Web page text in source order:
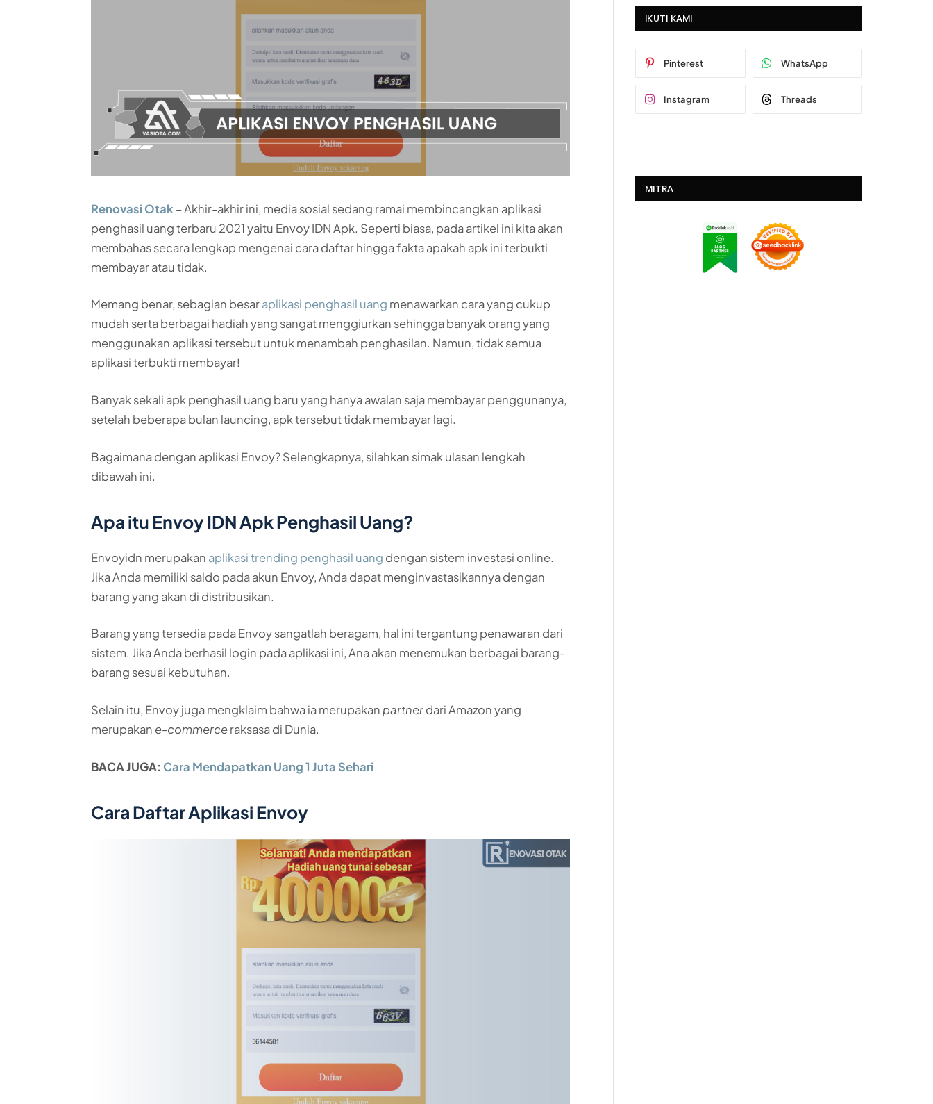
Renovasi Otak – Akhir-akhir ini, media sosial sedang ramai membincangkan aplikasi
penghasil uang terbaru 2021 yaitu Envoy IDN Apk. Seperti biasa, pada artikel ini kita akan
membahas secara lengkap mengenai cara daftar hingga fakta apakah apk ini terbukti
membayar atau tidak.
Memang benar, sebagian besaraplikasi penghasil uang menawarkan cara yang cukup
mudah serta berbagai hadiah yang sangat menggiurkan sehingga banyak orang yang
menggunakan aplikasi tersebut untuk menambah penghasilan. Namun, tidak semua
aplikasi terbukti membayar!
Banyak sekali apk penghasil uang baru yang hanya awalan saja membayar penggunanya,
setelah beberapa bulan launcing, apk tersebut tidak membayar lagi.
Bagaimana dengan aplikasi Envoy? Selengkapnya, silahkan simak ulasan lengkah
dibawah ini.
Apa itu Envoy IDN Apk Penghasil Uang?
Envoyidn merupakan aplikasi trending penghasil uang dengan sistem investasi online.
Jika Anda memiliki saldo pada akun Envoy, Anda dapat menginvastasikannya dengan
barang yang akan di distribusikan.
Barang yang tersedia pada Envoy sangatlah beragam, hal ini tergantung penawaran dari
sistem. Jika Anda berhasil login pada aplikasi ini, Ana akan menemukan berbagai barang-
barang sesuai kebutuhan.
Selain itu, Envoy juga mengklaim bahwa ia merupakan partnerdari Amazon yang
merupakan e-commerceraksasa di Dunia.
BACA JUGA: Cara Mendapatkan Uang 1 Juta Sehari
Cara Daftar Aplikasi Envoy
IKUTI KAMI
Pinterest WhatsApp
Instagram Threads
MITRA